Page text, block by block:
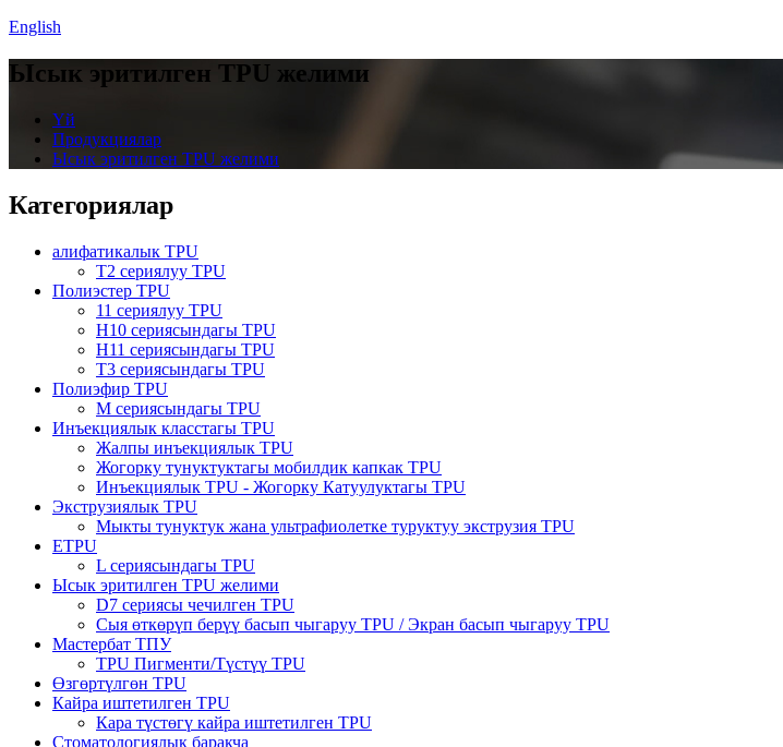
English
Ысык эритилген TPU желими
Үй
Продукциялар
Ысык эритилген TPU желими
Категориялар
алифатикалык TPU
T2 сериялуу TPU
Полиэстер TPU
11 сериялуу TPU
H10 сериясындагы TPU
H11 сериясындагы TPU
T3 сериясындагы TPU
Полиэфир TPU
M сериясындагы TPU
Инъекциялык класстагы TPU
Жалпы инъекциялык TPU
Жогорку тунуктуктагы мобилдик капкак TPU
Инъекциялык TPU - Жогорку Катуулуктагы TPU
Экструзиялык TPU
Мыкты тунуктук жана ультрафиолетке туруктуу экструзия TPU
ETPU
L сериясындагы TPU
Ысык эритилген TPU желими
D7 сериясы чечилген TPU
Сыя өткөрүп берүү басып чыгаруу TPU / Экран басып чыгаруу TPU
Мастербат ТПУ
TPU Пигменти/Түстүү TPU
Өзгөртүлгөн TPU
Кайра иштетилген TPU
Кара түстөгү кайра иштетилген TPU
Стоматологиялык баракча